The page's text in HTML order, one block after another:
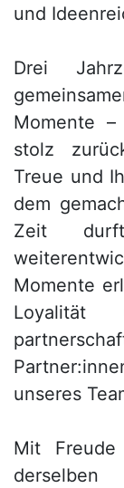
und
Drei
Momente
stolz
Treue und
dem
Zeit
Momente
Loyalität
unseres
Mit
Kommoden
&
Betttruhen
Kleiderständer
&
Herrendiener
Spiegel
&
Standspiegel